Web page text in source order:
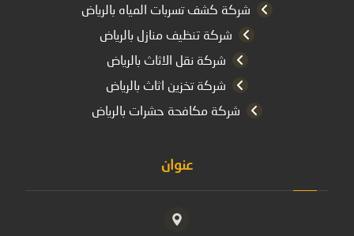
شركة كشف تسربات المياه بالرياض
شركة تنظيف منازل بالرياض
شركة نقل الاثاث بالرياض
شركة تخزين اثاث بالرياض
شركة مكافحة حشرات بالرياض
عنوان